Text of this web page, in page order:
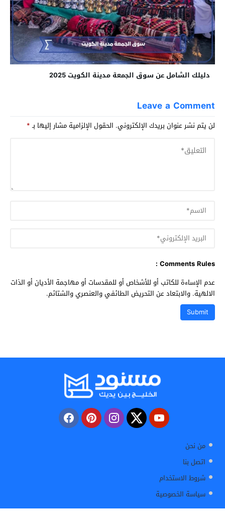
دليلك الشامل عن سوق الجمعة مدينة الكويت 2025
Leave a Comment
لن يتم نشر عنوان بريدك الإلكتروني. الحقول الإلزامية مشار إليها بـ*
Comments Rules :
عدم الإساءة للكاتب أو للأشخاص أو للمقدسات أو مهاجمة الأديان أو الذات
الالهية. والابتعاد عن التحريض الطائفي والعنصري والشتائم.
من نحن
اتصل بنا
شروط الاستخدام
سياسة الخصوصية